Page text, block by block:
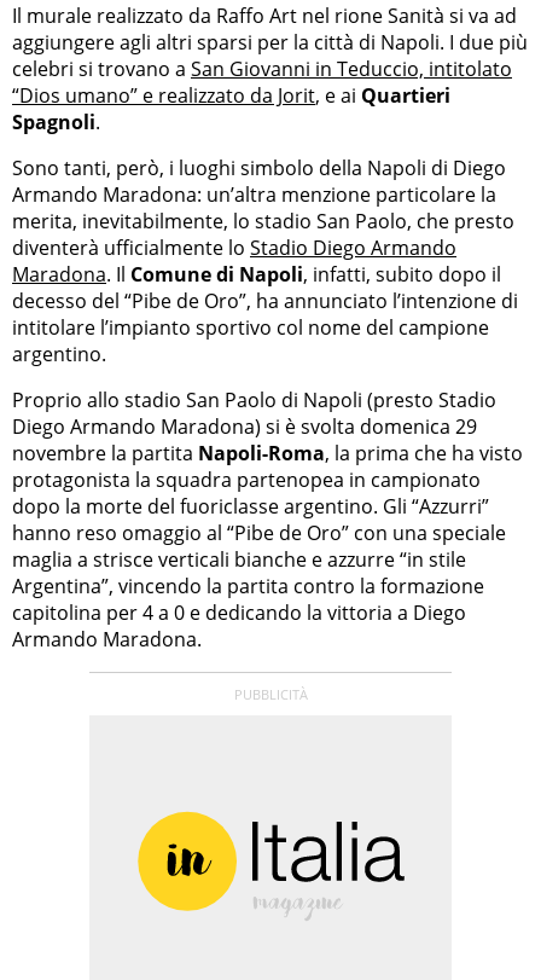
Il murale realizzato da Raffo Art nel rione Sanità si va ad
aggiungere agli altri sparsi per la città di Napoli. I due più
celebri si trovano a San Giovanni in Teduccio, intitolato
“Dios umano” e realizzato da Jorit, e ai Quartieri
Spagnoli.
Sono tanti, però, i luoghi simbolo della Napoli di Diego
Armando Maradona: un’altra menzione particolare la
merita, inevitabilmente, lo stadio San Paolo, che presto
diventerà ufficialmente lo Stadio Diego Armando
Maradona. Il Comune di Napoli, infatti, subito dopo il
decesso del “Pibe de Oro”, ha annunciato l’intenzione di
intitolare l’impianto sportivo col nome del campione
argentino.
Proprio allo stadio San Paolo di Napoli (presto Stadio
Diego Armando Maradona) si è svolta domenica 29
novembre la partita Napoli-Roma, la prima che ha visto
protagonista la squadra partenopea in campionato
dopo la morte del fuoriclasse argentino. Gli “Azzurri”
hanno reso omaggio al “Pibe de Oro” con una speciale
maglia a strisce verticali bianche e azzurre “in stile
Argentina”, vincendo la partita contro la formazione
capitolina per 4 a 0 e dedicando la vittoria a Diego
Armando Maradona.